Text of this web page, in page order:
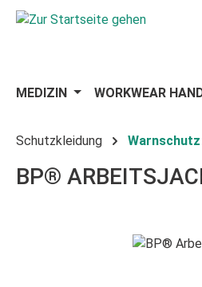
Hauptinhalt springen
Zur Suche springen
Zur Hauptnavigation springen
MEDIZIN WORKWEAR
Schutzkleidung Warnschutz
BP®
Bildergalerie überspringen